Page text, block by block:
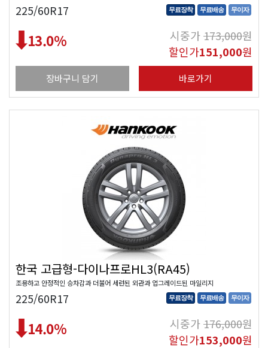
225/60R17 무료장착 무료배송 무이자
13.0% 시중가173,000원
할인가151,000원
장바구니 담기 바로가기
한국 고급형-다이나프로HL3(RA45)
조용하고 안정적인 승차감과 더불어 세련된 외관과 업그레이드된 마일리지
225/60R17 무료장착 무료배송 무이자
14.0% 시중가176,000원
할인가153,000원